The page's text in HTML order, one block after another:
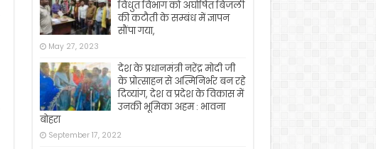
विधुत विभाग को अघोषित बिजली
की कटौती के सम्बंध में ज्ञापन
सौंपा गया,
May 27, 2023
देश के प्रधानमंत्री नरेंद्र मोदी जी
के प्रोत्साहन से अत्मिनिर्भर बन रहे
दिव्यांग, देश व प्रदेश के विकास में
उनकी भूमिका अहम : भावना
बोहरा
September 17, 2022